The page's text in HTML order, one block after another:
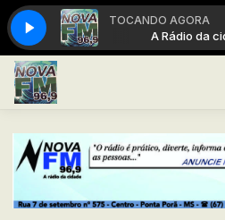
TOCANDO AGORA
A Rádio da cidade